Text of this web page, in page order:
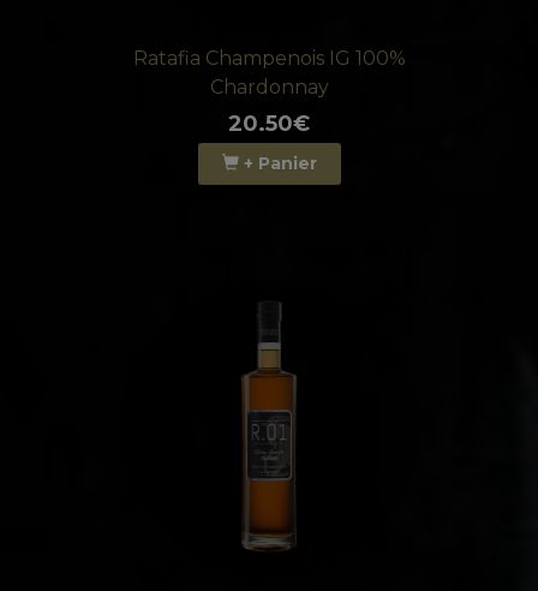
Ratafia Champenois IG 100%
Chardonnay
20.50€
+ Panier